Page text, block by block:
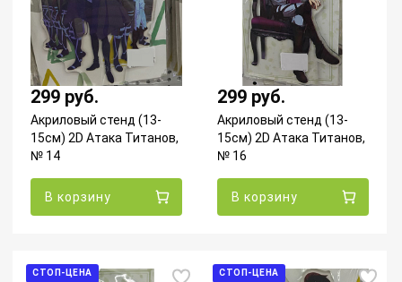
299 руб.
Акриловый стенд (13-
15см) 2D Атака Титанов,
№ 14
В корзину
299 руб.
Акриловый стенд (13-
15см) 2D Атака Титанов,
№ 16
В корзину
СТОП-ЦЕНА СТОП-ЦЕНА